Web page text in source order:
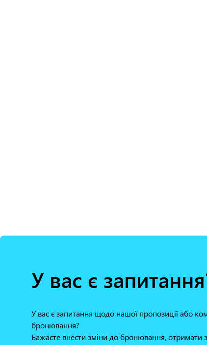
У вас є
У вас є запитання щодо нашої пропозиції або
бронювання?
Бажаєте внести зміни до бронювання, отримати